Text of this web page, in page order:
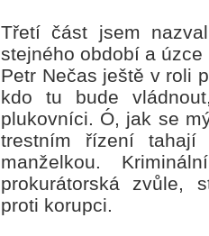
Třetí část jsem
stejného období a
Petr Nečas ještě v roli
kdo tu bude
plukovníci. Ó, jak se
trestním řízení
manželkou.
prokurátorská zvůle,
proti korupci.